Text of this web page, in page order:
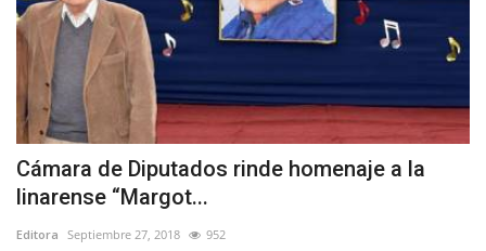
Cámara de Diputados rinde homenaje a la
linarense “Margot...
Editora Septiembre 27, 2018 952